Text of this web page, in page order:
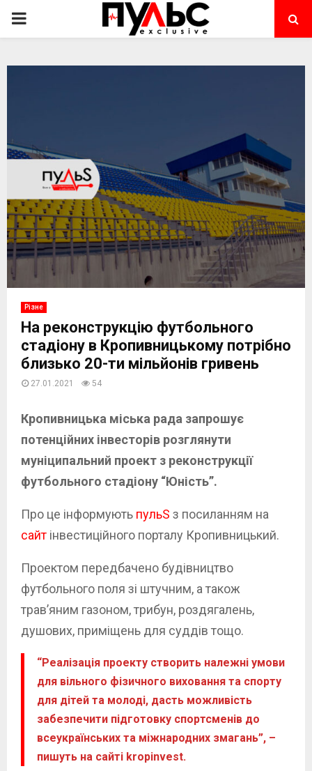
PRIMARY
Різне
На реконструкцію футбольного
стадіону в Кропивницькому потрібно
близько 20-ти мільйонів гривень
27.01.2021 54
Кропивницька міська рада запрошує
потенційних інвесторів розглянути
муніципальний проект з реконструкції
футбольного стадіону “Юність”.
Про це інформують пульS з посиланням на
сайт інвестиційного порталу Кропивницький.
Проектом передбачено будівництво
футбольного поля зі штучним, а також
трав’яним газоном, трибун, роздягалень,
душових, приміщень для суддів тощо.
“Реалізація проекту створить належні умови
для вільного фізичного виховання та спорту
для дітей та молоді, дасть можливість
забезпечити підготовку спортсменів до
всеукраїнських та міжнародних змагань”, –
пишуть на сайті kropinvest.